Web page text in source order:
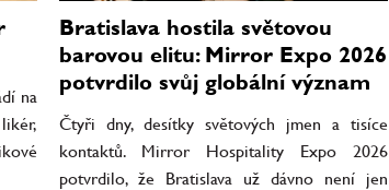
na
Bratislava hostila světovou
barovou elitu: Mirror Expo 2026
potvrdilo svůj globální význam
Čtyři dny, desítky světových jmen a tisíce
kontaktů. Mirror Hospitality Expo 2026
potvrdilo, že Bratislava už dávno není jen